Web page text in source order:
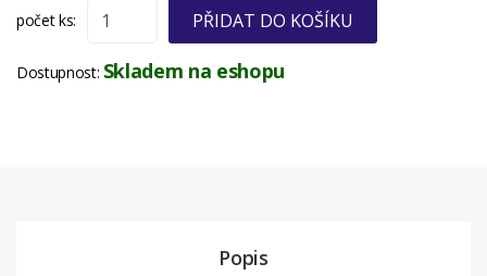
počet ks: PŘIDAT DO KOŠÍKU
Dostupnost: Skladem na eshopu
Popis